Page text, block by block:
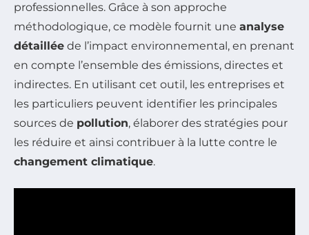
professionnelles. Grâce à son approche
méthodologique, ce modèle fournit une analyse
détaillée de l’impact environnemental, en prenant
en compte l’ensemble des émissions, directes et
indirectes. En utilisant cet outil, les entreprises et
les particuliers peuvent identifier les principales
sources de pollution, élaborer des stratégies pour
les réduire et ainsi contribuer à la lutte contre le
changement climatique.